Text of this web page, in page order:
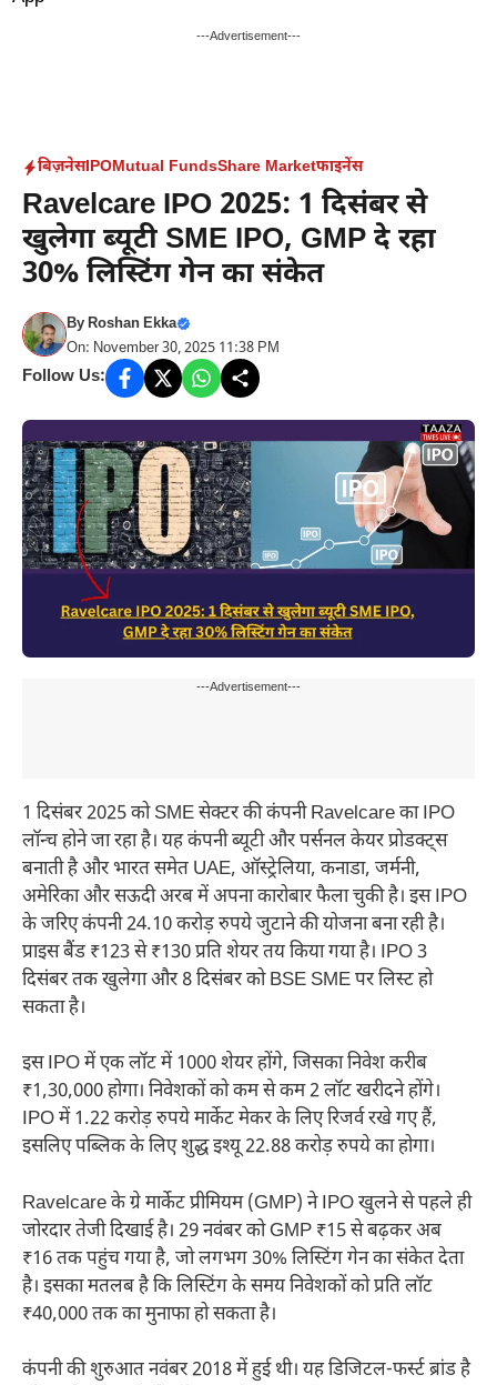
Skip
---Advertisement---
बिज़नेसIPOMutual FundsShare Marketफाइनेंस
Ravelcare IPO 2025: 1 दिसंबर से
खुलेगा ब्यूटी SME IPO, GMP दे रहा
30% लिस्टिंग गेन का संकेत
ByRoshan Ekka
On: November 30, 2025 11:38 PM
Follow Us:
---Advertisement---
1 दिसंबर 2025 को SME सेक्टर की कंपनी Ravelcare का IPO
लॉन्च होने जा रहा है। यह कंपनी ब्यूटी और पर्सनल केयर प्रोडक्ट्स
बनाती है और भारत समेत UAE, ऑस्ट्रेलिया, कनाडा, जर्मनी,
अमेरिका और सऊदी अरब में अपना कारोबार फैला चुकी है। इस IPO
के जरिए कंपनी 24.10 करोड़ रुपये जुटाने की योजना बना रही है।
प्राइस बैंड ₹123 से ₹130 प्रति शेयर तय किया गया है। IPO 3
दिसंबर तक खुलेगा और 8 दिसंबर को BSE SME पर लिस्ट हो
सकता है।
इस IPO में एक लॉट में 1000 शेयर होंगे, जिसका निवेश करीब
₹1,30,000 होगा। निवेशकों को कम से कम 2 लॉट खरीदने होंगे।
IPO में 1.22 करोड़ रुपये मार्केट मेकर के लिए रिजर्व रखे गए हैं,
इसलिए पब्लिक के लिए शुद्ध इश्यू 22.88 करोड़ रुपये का होगा।
Ravelcare के ग्रे मार्केट प्रीमियम (GMP) ने IPO खुलने से पहले ही
जोरदार तेजी दिखाई है। 29 नवंबर को GMP ₹15 से बढ़कर अब
₹16 तक पहुंच गया है, जो लगभग 30% लिस्टिंग गेन का संकेत देता
है। इसका मतलब है कि लिस्टिंग के समय निवेशकों को प्रति लॉट
₹40,000 तक का मुनाफा हो सकता है।
कंपनी की शुरुआत नवंबर 2018 में हुई थी। यह डिजिटल-फर्स्ट ब्रांड है